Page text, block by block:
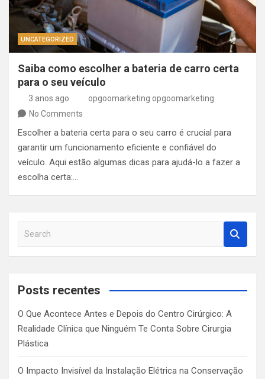
UNCATEGORIZED
Saiba como escolher a bateria de carro certa
para o seu veículo
3 anos ago
opgoomarketing opgoomarketing
No Comments
Escolher a bateria certa para o seu carro é crucial para
garantir um funcionamento eficiente e confiável do
veículo. Aqui estão algumas dicas para ajudá-lo a fazer a
escolha certa:…
a
c
Posts recentes
O Que Acontece Antes e Depois do Centro Cirúrgico: A
Realidade Clínica que Ninguém Te Conta Sobre Cirurgia
Plástica
O Impacto Invisível da Instalação Elétrica na Conservação